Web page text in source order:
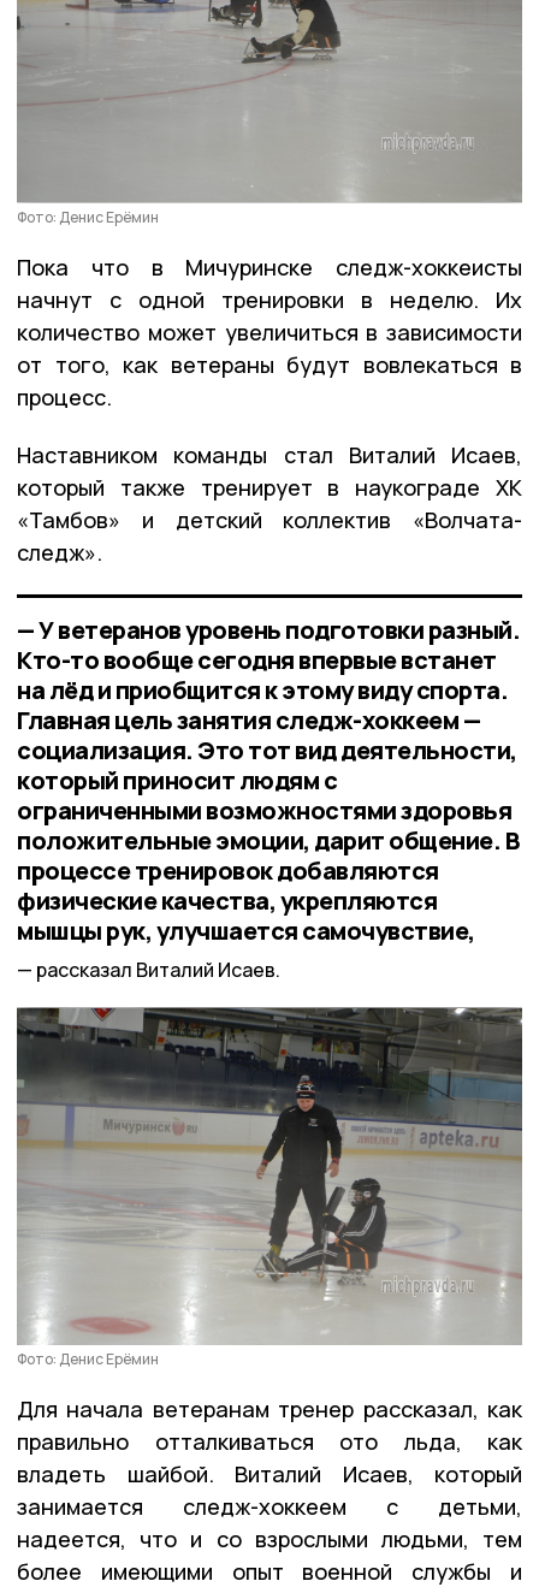
Фото: Денис Ерёмин
Пока что в Мичуринске следж-хоккеисты
начнут с одной тренировки в неделю. Их
количество может увеличиться в зависимости
от того, как ветераны будут вовлекаться в
процесс.
Наставником команды стал Виталий Исаев,
который также тренирует в наукограде ХК
«Тамбов» и детский коллектив «Волчата-
следж».
— У ветеранов уровень подготовки разный.
Кто-то вообще сегодня впервые встанет
на лёд и приобщится к этому виду спорта.
Главная цель занятия следж-хоккеем —
социализация. Это тот вид деятельности,
который приносит людям с
ограниченными возможностями здоровья
положительные эмоции, дарит общение. В
процессе тренировок добавляются
физические качества, укрепляются
мышцы рук, улучшается самочувствие,
рассказал Виталий Исаев.
Фото: Денис Ерёмин
Для начала ветеранам тренер рассказал, как
правильно отталкиваться ото льда, как
владеть шайбой. Виталий Исаев, который
занимается следж-хоккеем с детьми,
надеется, что и со взрослыми людьми, тем
более имеющими опыт военной службы и